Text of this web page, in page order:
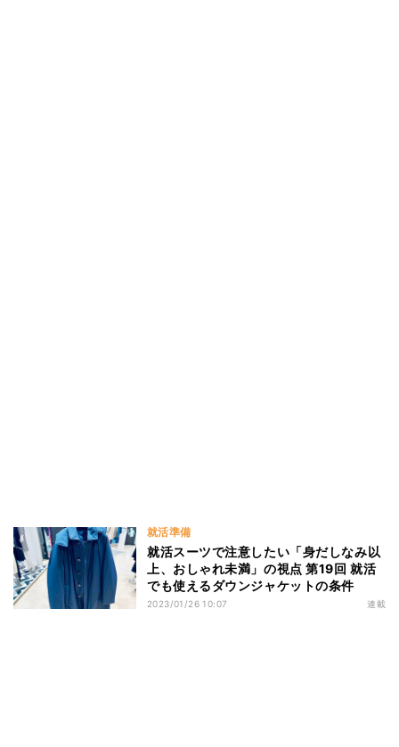
就活準備
就活スーツで注意したい「身だしなみ以
上、おしゃれ未満」の視点 第19回 就活
でも使えるダウンジャケットの条件
2023/01/26 10:07 連載